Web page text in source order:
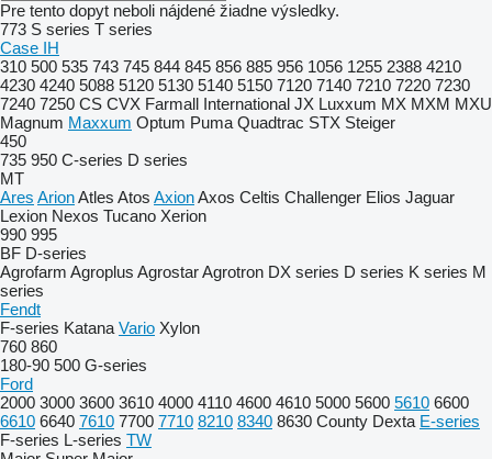
Pre tento dopyt neboli nájdené žiadne výsledky.
773 S series T series
Case IH
310 500 535 743 745 844 845 856 885 956 1056 1255 2388 4210
4230 4240 5088 5120 5130 5140 5150 7120 7140 7210 7220 7230
7240 7250 CS CVX Farmall International JX Luxxum MX MXM MXU
Magnum Maxxum Optum Puma Quadtrac STX Steiger
450
735 950 C-series D series
MT
Ares ArionAtles Atos AxionAxos Celtis Challenger Elios Jaguar
Lexion Nexos Tucano Xerion
990 995
BF D-series
Agrofarm Agroplus AgrostarAgrotron DX series D series K series M
series
Fendt
F-series Katana Vario Xylon
760 860
180-90 500 G-series
Ford
2000 3000 3600 3610 4000 4110 4600 4610 5000 5600 5610 6600
6610 6640 7610 7700 7710 8210 8340 8630 County Dexta E-series
F-series L-series TW